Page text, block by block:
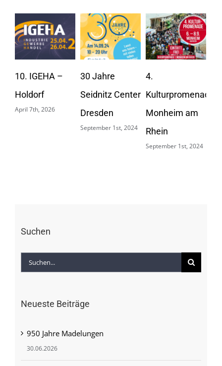
10. IGEHA –
Holdorf
April 7th, 2026
30 Jahre
Seidnitz Center
Dresden
September 1st, 2024
4.
Kulturpromenade
Monheim am
Rhein
September 1st, 2024
Suchen
Suche
Neueste Beiträge
950 Jahre Madelungen
30.06.2026